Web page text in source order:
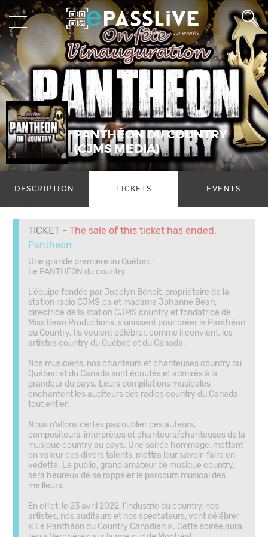
PANTHÉON DU COUNTRY
(CJMS MEDIA)
DESCRIPTION TICKETS EVENTS
TICKET - The sale of this ticket has ended.
Pantheon
Une grande première au Québec :
Le PANTHÉON du country
L’équipe fondée par Jocelyn Benoit, propriétaire de la
station radio CJMS.ca et madame Johanne Bean,
directrice de la station CJMS country et fondatrice de
Miss Bean Productions, s’unissent pour créer le Panthéon
du Country. Ils veulent célébrer, comme il convient, les
artistes country du Québec et du Canada.
Nos musiciens, nos chanteurs et chanteuses country du
Québec et du Canada sont écoutés et admirés à la
grandeur du pays. Leurs compilations musicales
enchantent les auditeurs des radios country du Canada
tout entier.
Nous n’allons certes pas oublier ces auteurs,
compositeurs, interprètes et chanteurs/chanteuses de la
musique country au pays. Une soirée hommage, mettant
en valeur ces divers talents, mettra leur savoir-faire en
vedette. Le public, grand amateur de musique country,
sera heureux de se rappeler le parcours musical des
meilleurs.
En effet, le 23 avril 2022, l’industrie du country, nos
artistes, nos auditeurs et nos spectateurs, vont célébrer
« Le Panthéon du Country Canadien ». Cette soirée aura